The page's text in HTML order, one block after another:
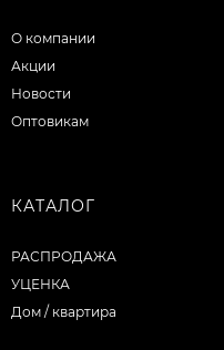
О компании
Акции
Новости
Оптовикам
КАТАЛОГ
РАСПРОДАЖА
УЦЕНКА
Дом / квартира